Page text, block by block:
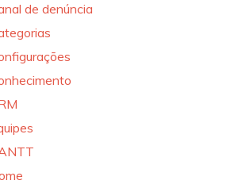
de denúncia